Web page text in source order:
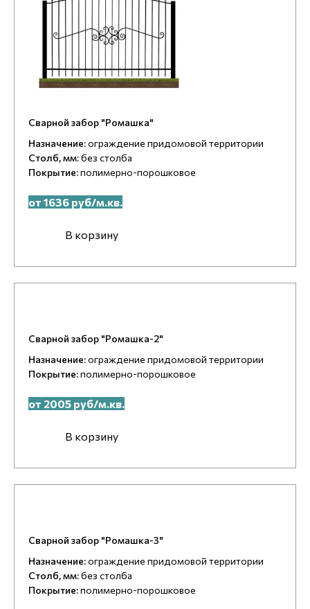
Сварной забор "Ромашка"
Назначение:ограждение придомовой территории
Столб, мм:без столба
Покрытие:полимерно-порошковое
от 1636 руб/м.кв.
В корзину
Сварной забор "Ромашка-2"
Назначение:ограждение придомовой территории
Покрытие:полимерно-порошковое
от 2005 руб/м.кв.
В корзину
Сварной забор "Ромашка-3"
Назначение:ограждение придомовой территории
Столб, мм:без столба
Покрытие:полимерно-порошковое